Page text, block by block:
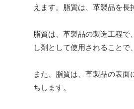
えます。脂質は、革製品を長
脂質は、革製品の製造工程で
し剤として使用されることで
また、脂質は、革製品の表
ちします。